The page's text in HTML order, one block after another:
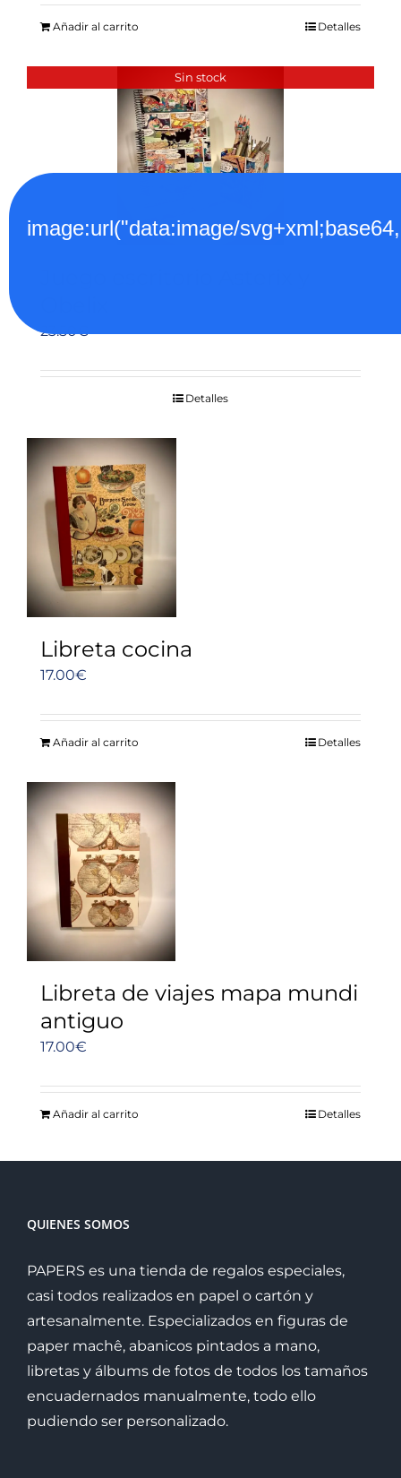
Añadir al carrito Detalles
Sin stock
23.50€
Detalles
Libreta cocina
17.00€
Añadir al carrito Detalles
Libreta de viajes mapa mundi
antiguo
17.00€
Añadir al carrito Detalles
QUIENES SOMOS
PAPERS es una tienda de regalos especiales,
casi todos realizados en papel o cartón y
artesanalmente. Especializados en figuras de
paper machê, abanicos pintados a mano,
libretas y álbums de fotos de todos los tamaños
encuadernados manualmente, todo ello
pudiendo ser personalizado.
image:url("data:image/